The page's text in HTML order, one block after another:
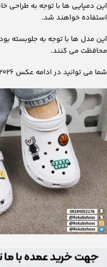
این دمپایی ها با توجه به
استفاده خواهند شد.
این مدل ها با توجه به جلوبسته
محافظت می کنند.
شما می توانید در ادامه عکس 2026 مدل ها را مشاهده کنید.